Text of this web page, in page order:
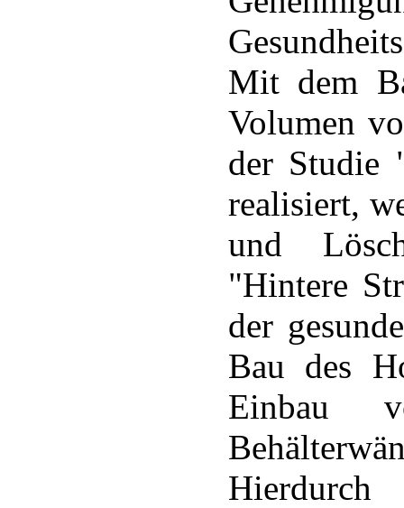
Mit dem
Volumen
der Studie
realisiert,
und
"Hintere
der
Bau des
Einbau